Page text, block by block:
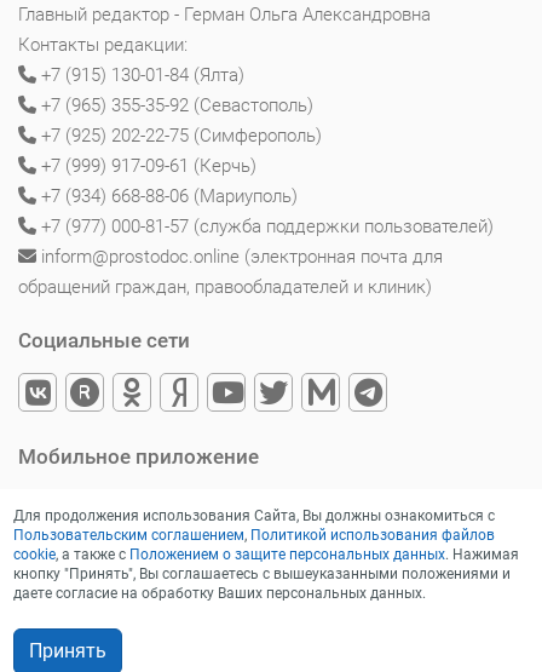
Главный редактор - Герман Ольга Александровна
Контакты редакции:
+7 (915) 130-01-84 (Ялта)
+7 (965) 355-35-92 (Севастополь)
+7 (925) 202-22-75 (Симферополь)
+7 (999) 917-09-61 (Керчь)
+7 (934) 668-88-06 (Мариуполь)
+7 (977) 000-81-57 (служба поддержки пользователей)
inform@prostodoc.online (электронная почта для
обращений граждан, правообладателей и клиник)
Социальные сети
Мобильное приложение
Для продолжения использования Сайта, Вы должны ознакомиться с
Пользовательским соглашением, Политикой использования файлов
cookie, а также с Положением о защите персональных данных. Нажимая
кнопку "Принять", Вы соглашаетесь с вышеуказанными положениями и
даете согласие на обработку Ваших персональных данных.
Принять